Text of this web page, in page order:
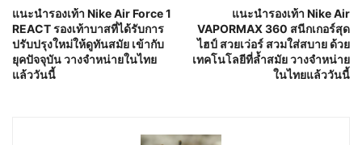
แนะนำรองเท้า Nike Air Force 1
REACT รองเท้าบาสที่ได้รับการ
ปรับปรุงใหม่ให้ดูทันสมัย เข้ากับ
ยุคปัจจุบัน วางจำหน่ายในไทย
แล้ววันนี้
แนะนำรองเท้า Nike Air
VAPORMAX 360 สนีกเกอร์สุด
ไฮป์ สวยเว่อร์ สวมใส่สบาย ด้วย
เทคโนโลยีที่ล้ำสมัย วางจำหน่าย
ในไทยแล้ววันนี้